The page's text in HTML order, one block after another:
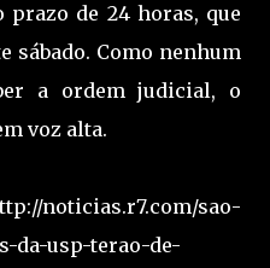
de 24 horas, que
sábado. Como nenhum
a ordem judicial, o
voz alta.
sao-
da-usp-terao-de-